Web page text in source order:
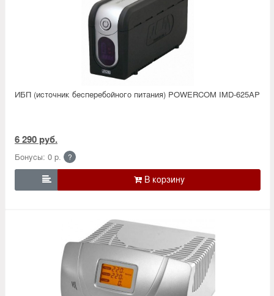
ИБП (источник бесперебойного питания) POWERCOM IMD-625AP
6 290 руб.
Бонусы: 0 р. ?
